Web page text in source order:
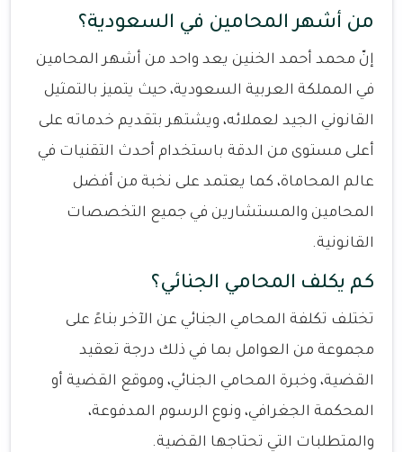
من أشهر المحامين في السعودية؟
إنّ محمد أحمد الخنين يعد واحد من أشهر المحامين
في المملكة العربية السعودية، حيث يتميز بالتمثيل
القانوني الجيد لعملائه، ويشتهر بتقديم خدماته على
أعلى مستوى من الدقة باستخدام أحدث التقنيات في
عالم المحاماة، كما يعتمد على نخبة من أفضل
المحامين والمستشارين في جميع التخصصات
القانونية.
كم يكلف المحامي الجنائي؟
تختلف تكلفة المحامي الجنائي عن الآخر بناءً على
مجموعة من العوامل بما في ذلك درجة تعقيد
القضية، وخبرة المحامي الجنائي، وموقع القضية أو
المحكمة الجغرافي، ونوع الرسوم المدفوعة،
والمتطلبات التي تحتاجها القضية.